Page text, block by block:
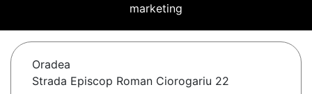
marketing
Oradea
Strada Episcop Roman Ciorogariu 22